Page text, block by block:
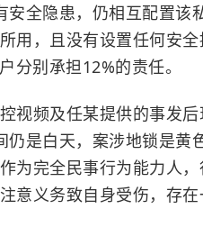
安全隐患，仍相互配置该
用，且没有设置任何安
分别承担12%的责任。
视频及任某提供的事发
仍是白天，案涉地锁是黄
为完全民事行为能力人
意义务致自身受伤，存